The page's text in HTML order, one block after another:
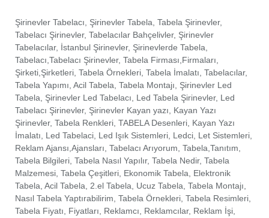
Şirinevler Tabelacı, Şirinevler Tabela, Tabela Şirinevler,
Tabelacı Şirinevler, Tabelacılar Bahçelivler, Şirinevler
Tabelacılar, İstanbul Şirinevler, Şirinevlerde Tabela,
Tabelacı,Tabelacı Şirinevler, Tabela Firması,Firmaları,
Şirketi,Şirketleri, Tabela Örnekleri, Tabela İmalatı, Tabelacılar,
Tabela Yapımı, Acil Tabela, Tabela Montajı, Şirinevler Led
Tabela, Şirinevler Led Tabelacı, Led Tabela Şirinevler, Led
Tabelacı Şirinevler, Şirinevler Kayan yazı, Kayan Yazı
Şirinevler, Tabela Renkleri, TABELA Desenleri, Kayan Yazı
İmalatı, Led Tabelaci, Led Işık Sistemleri, Ledci, Let Sistemleri,
Reklam Ajansı,Ajansları, Tabelacı Arıyorum, Tabela,Tanıtım,
Tabela Bilgileri, Tabela Nasıl Yapılır, Tabela Nedir, Tabela
Malzemesi, Tabela Çeşitleri, Ekonomik Tabela, Elektronik
Tabela, Acil Tabela, 2.el Tabela, Ucuz Tabela, Tabela Montajı,
Nasıl Tabela Yaptırabilirim, Tabela Örnekleri, Tabela Resimleri,
Tabela Fiyatı, Fiyatları, Reklamcı, Reklamcılar, Reklam İşi,